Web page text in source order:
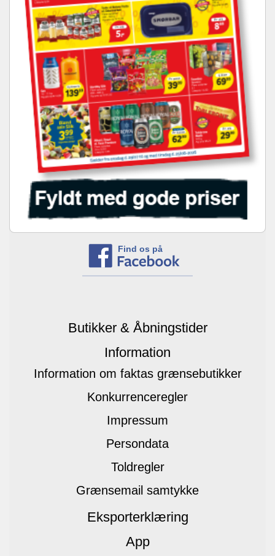
Find os på
Butikker & Åbningstider
Information
Information om faktas grænsebutikker
Konkurrenceregler
Impressum
Persondata
Toldregler
Grænsemail samtykke
Eksporterklæring
App